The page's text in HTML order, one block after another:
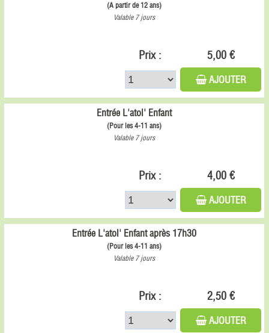
(A partir de 12 ans)
Valable 7 jours
Prix : 5,00 €
AJOUTER
Entrée L'atol' Enfant
(Pour les 4-11 ans)
Valable 7 jours
Prix : 4,00 €
AJOUTER
Entrée L'atol' Enfant après 17h30
(Pour les 4-11 ans)
Valable 7 jours
Prix : 2,50 €
AJOUTER